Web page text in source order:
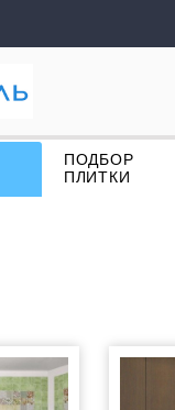
ПОДБОР
ПЛИТКИ